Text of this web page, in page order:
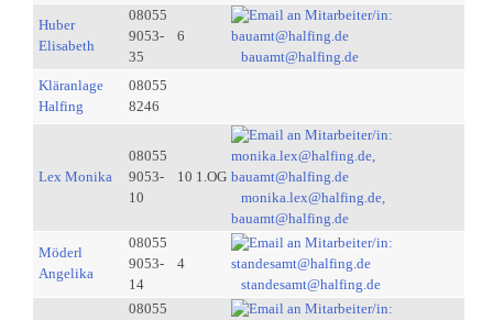
Huber
Elisabeth
08055
9053-
35
6
bauamt@halfing.de
Kläranlage
Halfing
08055
8246
Lex Monika
08055
9053-
10
10 1.OG
monika.lex@halfing.de,
bauamt@halfing.de
Möderl
Angelika
08055
9053-
14
4
standesamt@halfing.de
08055